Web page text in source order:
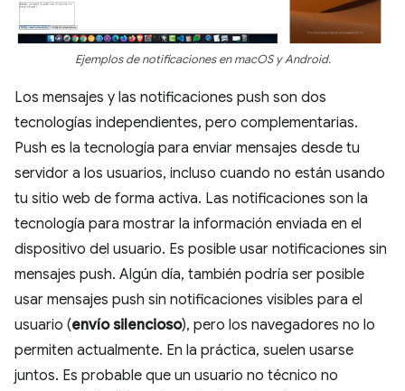
Ejemplos de notificaciones en macOS y Android.
Los mensajes y las notificaciones push son dos
tecnologías independientes, pero complementarias.
Push es la tecnología para enviar mensajes desde tu
servidor a los usuarios, incluso cuando no están usando
tu sitio web de forma activa. Las notificaciones son la
tecnología para mostrar la información enviada en el
dispositivo del usuario. Es posible usar notificaciones sin
mensajes push. Algún día, también podría ser posible
usar mensajes push sin notificaciones visibles para el
usuario (envío silencioso), pero los navegadores no lo
permiten actualmente. En la práctica, suelen usarse
juntos. Es probable que un usuario no técnico no